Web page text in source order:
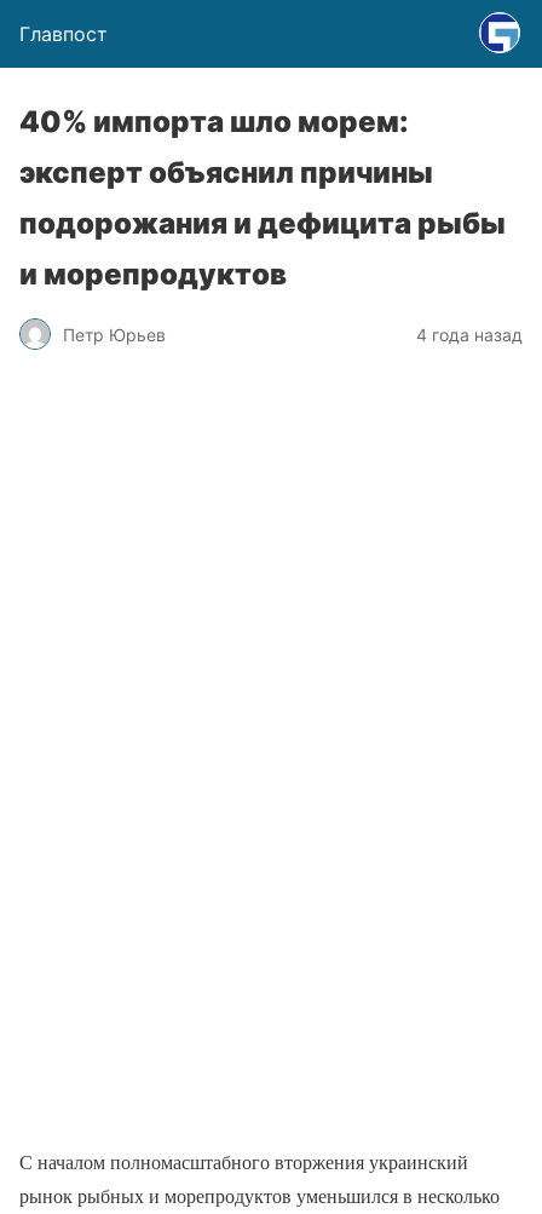
Главпост
40% импорта шло морем:
эксперт объяснил причины
подорожания и дефицита рыбы
и морепродуктов
Петр Юрьев 4 года назад
С началом полномасштабного вторжения украинский
рынок рыбных и морепродуктов уменьшился в несколько